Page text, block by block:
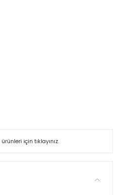
ürünleri için tıklayınız.